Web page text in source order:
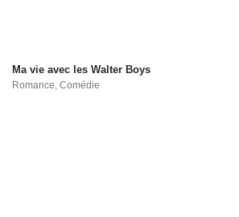
Ma vie avec les Walter Boys
Romance,Comédie